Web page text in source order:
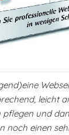
leicht
pflegen und
noch einen